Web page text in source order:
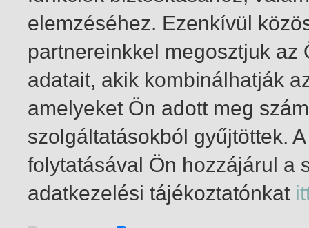
1-10 / összesen 10 találat
elemzéséhez. Ezenkívül
partnereinkkel megosztjuk
adatait, akik kombinálhatják
amelyeket Ön adott meg
szolgáltatásokból gyűjtöttek.
folytatásával Ön hozzájárul a
adatkezelési tájékoztatónkat